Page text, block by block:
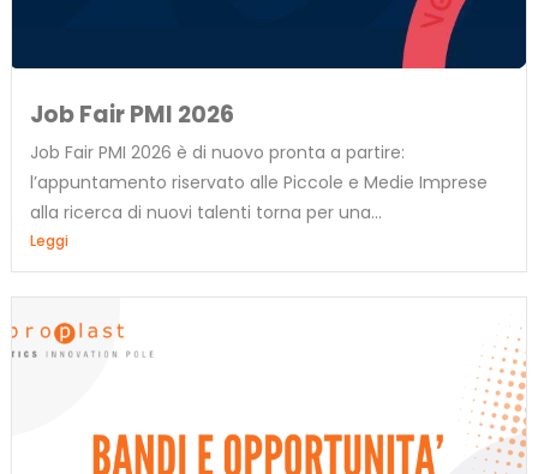
Job Fair PMI 2026
Job Fair PMI 2026 è di nuovo pronta a partire:
l’appuntamento riservato alle Piccole e Medie Imprese
alla ricerca di nuovi talenti torna per una...
Leggi